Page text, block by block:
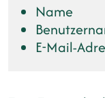
Name
E-Mail-